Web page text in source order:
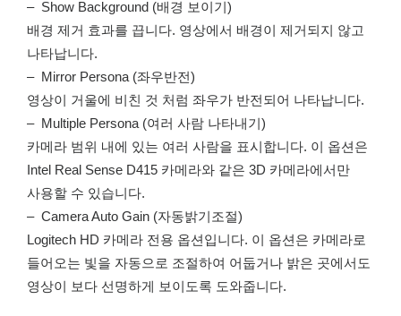
– Show Background (배경 보이기)
배경 제거 효과를 끕니다. 영상에서 배경이 제거되지 않고
나타납니다.
– Mirror Persona (좌우반전)
영상이 거울에 비친 것 처럼 좌우가 반전되어 나타납니다.
– Multiple Persona (여러 사람 나타내기)
카메라 범위 내에 있는 여러 사람을 표시합니다. 이 옵션은
Intel Real Sense D415 카메라와 같은 3D 카메라에서만
사용할 수 있습니다.
– Camera Auto Gain (자동밝기조절)
Logitech HD 카메라 전용 옵션입니다. 이 옵션은 카메라로
들어오는 빛을 자동으로 조절하여 어둡거나 밝은 곳에서도
영상이 보다 선명하게 보이도록 도와줍니다.